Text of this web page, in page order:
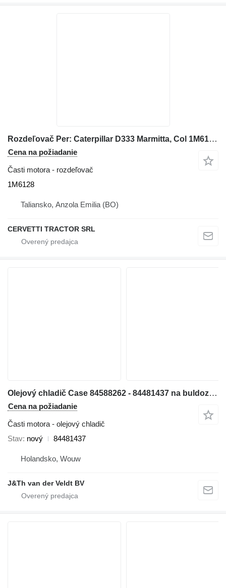
Rozdeľovač Per: Caterpillar D333 Marmitta, Col 1M6128 na buldozéra Caterpillar D333
Cena na požiadanie
Časti motora - rozdeľovač
1M6128
Taliansko, Anzola Emilia (BO)
CERVETTI TRACTOR SRL
Olejový chladič Case 84588262 - 84481437 na buldozéra Case 1150MLT 1150MWT D125C-LT D125C-WT 1150MWT-LGP D125CWT-LGP
Cena na požiadanie
Časti motora - olejový chladič
Stav nový 84481437
Holandsko, Wouw
J&Th van der Veldt BV